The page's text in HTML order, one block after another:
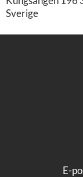
Sverige
E-